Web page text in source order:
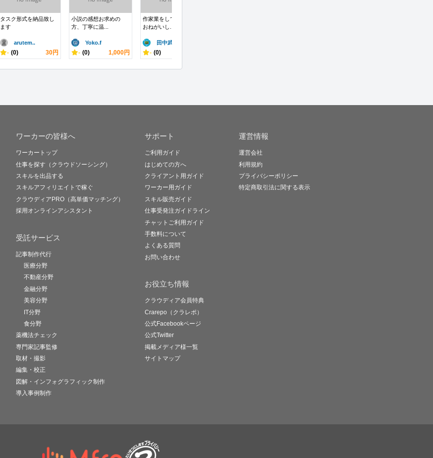
タスク形式を納品致し
ます
arutem..
- (0) 30円
小説の感想お求めの
方、丁寧に温...
Yoko.f
- (0) 1,000円
作家業をしています。
おねがいし...
田中武朗
- (0)
ワーカーの皆様へ
ワーカートップ
仕事を探す（クラウドソーシング）
スキルを出品する
スキルアフィリエイトで稼ぐ
クラウディアPRO（高単価マッチング）
採用オンラインアシスタント
受託サービス
記事制作代行
医療分野
不動産分野
金融分野
美容分野
IT分野
食分野
薬機法チェック
専門家記事監修
取材・撮影
編集・校正
図解・インフォグラフィック制作
導入事例制作
サポート
ご利用ガイド
はじめての方へ
クライアント用ガイド
ワーカー用ガイド
スキル販売ガイド
仕事受発注ガイドライン
チャットご利用ガイド
手数料について
よくある質問
お問い合わせ
お役立ち情報
クラウディア会員特典
Crarepo（クラレポ）
公式Facebookページ
公式Twitter
掲載メディア様一覧
サイトマップ
運営情報
運営会社
利用規約
プライバシーポリシー
特定商取引法に関する表示